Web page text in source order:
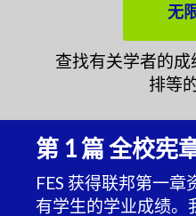
无
查找有关学者的
排等
第 1 篇 全校宪
FES 获得联邦第一
有学生的学业成绩。